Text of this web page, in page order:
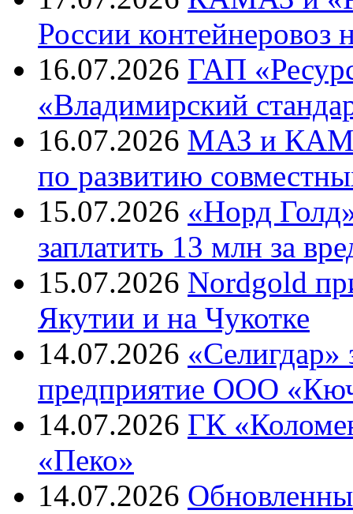
России контейнеровоз
16.07.2026 ГАП
«Владимирский
16.07.2026 МАЗ и
по развитию
15.07.2026 «Норд
заплатить 13 млн за
15.07.2026 Nordgold
Якутии и на Чукотке
14.07.2026 «Селигдар»
предприятие ООО
14.07.2026 ГК
«Пеко»
14.07.2026